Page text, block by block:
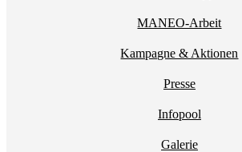
MANEO-Arbeit
Kampagne & Aktionen
Presse
Infopool
Galerie